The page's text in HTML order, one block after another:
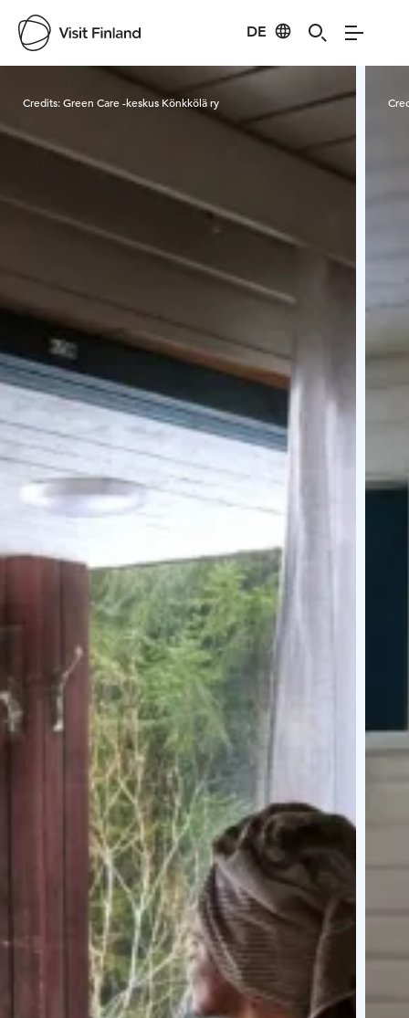
DE
Visit Finland
Credits:Green Care -keskus Könkkölä ry